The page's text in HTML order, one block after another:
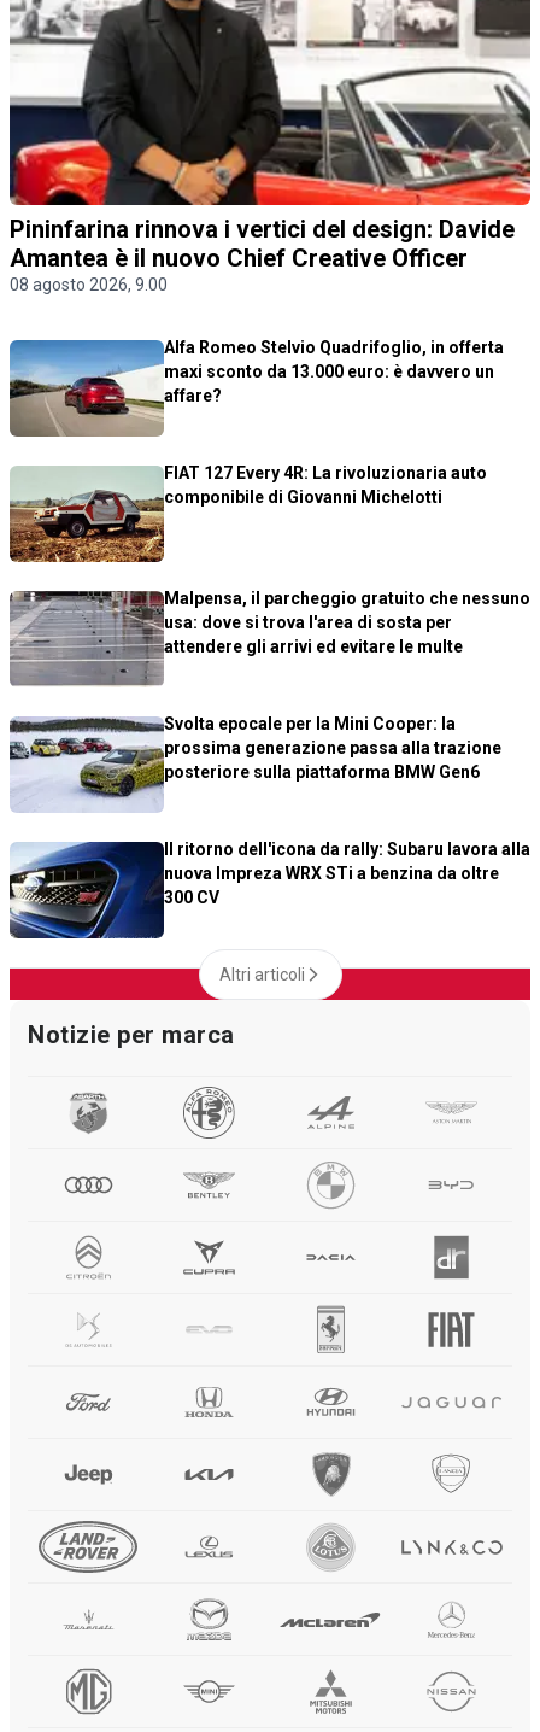
Pininfarina rinnova i vertici del design: Davide
Amantea è il nuovo Chief Creative Officer
08 agosto 2026, 9.00
Alfa Romeo Stelvio Quadrifoglio, in offerta
maxi sconto da 13.000 euro: è davvero un
affare?
FIAT 127 Every 4R: La rivoluzionaria auto
componibile di Giovanni Michelotti
Malpensa, il parcheggio gratuito che nessuno
usa: dove si trova l'area di sosta per
attendere gli arrivi ed evitare le multe
Svolta epocale per la Mini Cooper: la
prossima generazione passa alla trazione
posteriore sulla piattaforma BMW Gen6
Il ritorno dell'icona da rally: Subaru lavora alla
nuova Impreza WRX STi a benzina da oltre
300 CV
Altri articoli
Notizie per marca